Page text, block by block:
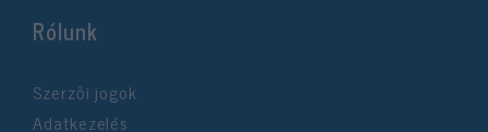
Rólunk
Szerzői jogok
Adatkezelés